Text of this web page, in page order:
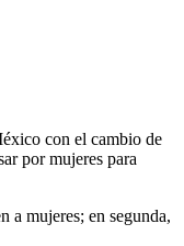
con el cambio de
por mujeres para
a mujeres; en segunda,